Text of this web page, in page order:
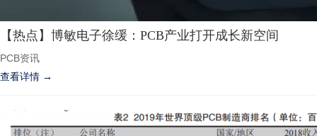
【热点】博敏电子徐缓：PCB产业打开成长新空间
PCB资讯
查看详情 →